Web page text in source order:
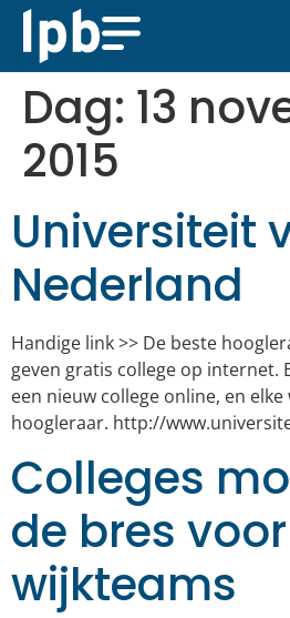
Dag: 13
2015
Universiteit
Nederland
Handige link >> De beste
geven gratis college op internet.
een nieuw college online, en elke
hoogleraar. http://
Colleges
de bres voor
wijkteams